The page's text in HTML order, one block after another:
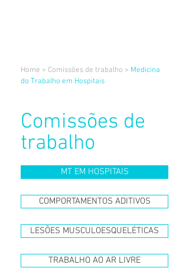
Home > Comissões de trabalho > Medicina
do Trabalho em Hospitais
Comissões de
trabalho
MT EM HOSPITAIS
COMPORTAMENTOS ADITIVOS
LESÕES MUSCULOESQUELÉTICAS
TRABALHO AO AR LIVRE